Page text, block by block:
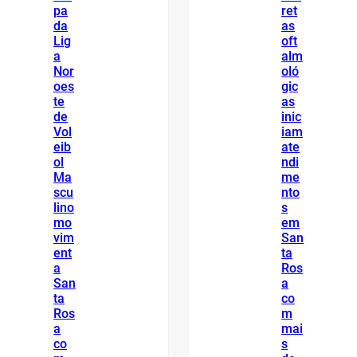
pa
da
Lig
a
Nor
oes
te
de
Vol
eib
ol
Ma
scu
lino
mo
vim
ent
a
San
ta
Ros
a
co
ret
as
oft
alm
oló
gic
as
inic
iam
ate
ndi
me
nto
s
em
San
ta
Ros
a
co
m
mai
s